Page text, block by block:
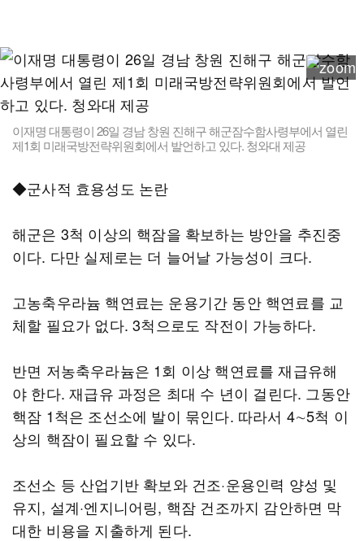
이재명 대통령이 26일 경남 창원 진해구 해군잠수함사령부에서 열린
제1회 미래국방전략위원회에서 발언하고 있다. 청와대 제공
◆군사적 효용성도 논란
해군은 3척 이상의 핵잠을 확보하는 방안을 추진중
이다. 다만 실제로는 더 늘어날 가능성이 크다.
고농축우라늄 핵연료는 운용기간 동안 핵연료를 교
체할 필요가 없다. 3척으로도 작전이 가능하다.
반면 저농축우라늄은 1회 이상 핵연료를 재급유해
야 한다. 재급유 과정은 최대 수 년이 걸린다. 그동안
핵잠 1척은 조선소에 발이 묶인다. 따라서 4∼5척 이
상의 핵잠이 필요할 수 있다.
조선소 등 산업기반 확보와 건조·운용인력 양성 및
유지, 설계·엔지니어링, 핵잠 건조까지 감안하면 막
대한 비용을 지출하게 된다.